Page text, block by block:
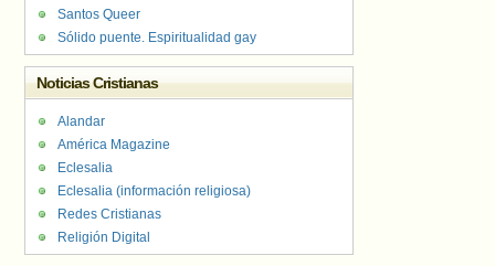
Santos Queer
Sólido puente. Espiritualidad gay
Noticias Cristianas
Alandar
América Magazine
Eclesalia
Eclesalia (información religiosa)
Redes Cristianas
Religión Digital